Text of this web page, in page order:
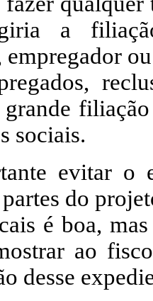
a
empregador
grande
sociais.
evitar o
do
é boa,
ao
desse